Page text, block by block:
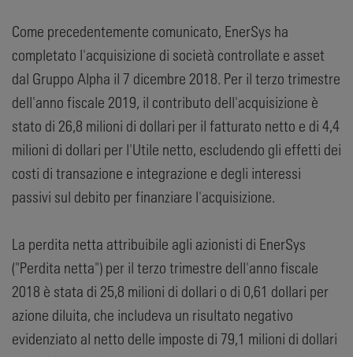
Come precedentemente comunicato, EnerSys ha
completato l'acquisizione di società controllate e asset
dal Gruppo Alpha il 7 dicembre 2018. Per il terzo trimestre
dell'anno fiscale 2019, il contributo dell'acquisizione è
stato di 26,8 milioni di dollari per il fatturato netto e di 4,4
milioni di dollari per l'Utile netto, escludendo gli effetti dei
costi di transazione e integrazione e degli interessi
passivi sul debito per finanziare l'acquisizione.
La perdita netta attribuibile agli azionisti di EnerSys
("Perdita netta") per il terzo trimestre dell'anno fiscale
2018 è stata di 25,8 milioni di dollari o di 0,61 dollari per
azione diluita, che includeva un risultato negativo
evidenziato al netto delle imposte di 79,1 milioni di dollari